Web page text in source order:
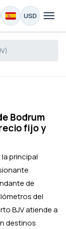
USD
Bodrum
fijo y
la principal
de
del
BJV atiende a
destinos